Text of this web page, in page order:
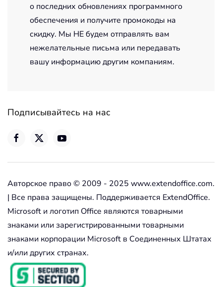
о последних обновлениях программного
обеспечения и получите промокоды на
скидку. Мы НЕ будем отправлять вам
нежелательные письма или передавать
вашу информацию другим компаниям.
Подписывайтесь на нас
Авторское право © 2009 - 2025 www.extendoffice.com.
| Все права защищены. Поддерживается ExtendOffice.
Microsoft и логотип Office являются товарными
знаками или зарегистрированными товарными
знаками корпорации Microsoft в Соединенных Штатах
и/или других странах.